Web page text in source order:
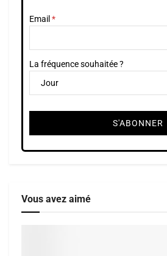
Email
La fréquence souhaitée ?
Vous avez aimé